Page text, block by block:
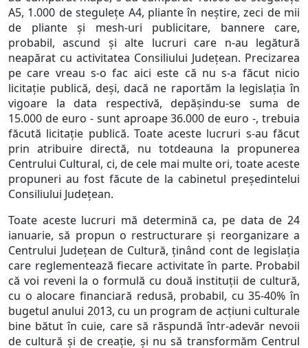
A5, 1.000 de stegulețe A4, pliante în neștire, zeci de mii
de pliante și mesh-uri publicitare, bannere care,
probabil, ascund și alte lucruri care n-au legătură
neapărat cu activitatea Consiliului Județean. Precizarea
pe care vreau s-o fac aici este că nu s-a făcut nicio
licitație publică, deși, dacă ne raportăm la legislația în
vigoare la data respectivă, depășindu-se suma de
15.000 de euro - sunt aproape 36.000 de euro -, trebuia
făcută licitație publică. Toate aceste lucruri s-au făcut
prin atribuire directă, nu totdeauna la propunerea
Centrului Cultural, ci, de cele mai multe ori, toate aceste
propuneri au fost făcute de la cabinetul președintelui
Consiliului Județean.
Toate aceste lucruri mă determină ca, pe data de 24
ianuarie, să propun o restructurare și reorganizare a
Centrului Județean de Cultură, ținând cont de legislația
care reglementează fiecare activitate în parte. Probabil
că voi reveni la o formulă cu două instituții de cultură,
cu o alocare financiară redusă, probabil, cu 35-40% în
bugetul anului 2013, cu un program de acțiuni culturale
bine bătut în cuie, care să răspundă într-adevăr nevoii
de cultură și de creație, și nu să transformăm Centrul